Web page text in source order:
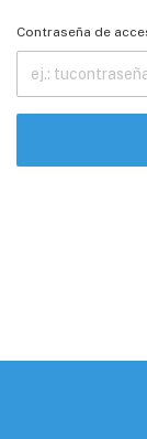
Contraseña de